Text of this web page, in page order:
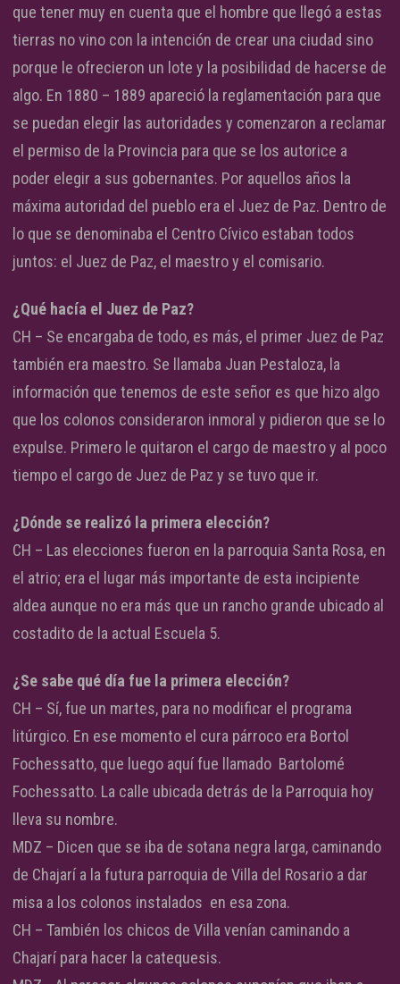
que tener muy en cuenta que el hombre que llegó a estas
tierras no vino con la intención de crear una ciudad sino
porque le ofrecieron un lote y la posibilidad de hacerse de
algo. En 1880 – 1889 apareció la reglamentación para que
se puedan elegir las autoridades y comenzaron a reclamar
el permiso de la Provincia para que se los autorice a
poder elegir a sus gobernantes. Por aquellos años la
máxima autoridad del pueblo era el Juez de Paz. Dentro de
lo que se denominaba el Centro Cívico estaban todos
juntos: el Juez de Paz, el maestro y el comisario.
¿Qué hacía el Juez de Paz?
CH – Se encargaba de todo, es más, el primer Juez de Paz
también era maestro. Se llamaba Juan Pestaloza, la
información que tenemos de este señor es que hizo algo
que los colonos consideraron inmoral y pidieron que se lo
expulse. Primero le quitaron el cargo de maestro y al poco
tiempo el cargo de Juez de Paz y se tuvo que ir.
¿Dónde se realizó la primera elección?
CH – Las elecciones fueron en la parroquia Santa Rosa, en
el atrio; era el lugar más importante de esta incipiente
aldea aunque no era más que un rancho grande ubicado al
costadito de la actual Escuela 5.
¿Se sabe qué día fue la primera elección?
CH – Sí, fue un martes, para no modificar el programa
litúrgico. En ese momento el cura párroco era Bortol
Fochessatto, que luego aquí fue llamado Bartolomé
Fochessatto. La calle ubicada detrás de la Parroquia hoy
lleva su nombre.
MDZ – Dicen que se iba de sotana negra larga, caminando
de Chajarí a la futura parroquia de Villa del Rosario a dar
misa a los colonos instalados en esa zona.
CH – También los chicos de Villa venían caminando a
Chajarí para hacer la catequesis.